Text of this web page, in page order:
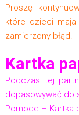
Proszę
które dzieci
zamierzony błąd.
Kartka
Podczas tej
dopasowywać do
Pomoce – Kartka